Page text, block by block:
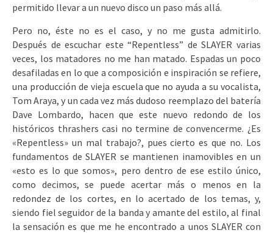
permitido llevar a un nuevo disco un paso más allá.
Pero no, éste no es el caso, y no me gusta admitirlo.
Después de escuchar este “Repentless” de SLAYER varias
veces, los matadores no me han matado. Espadas un poco
desafiladas en lo que a composición e inspiración se refiere,
una producción de vieja escuela que no ayuda a su vocalista,
Tom Araya, y un cada vez más dudoso reemplazo del batería
Dave Lombardo, hacen que este nuevo redondo de los
históricos thrashers casi no termine de convencerme. ¿Es
«Repentless» un mal trabajo?, pues cierto es que no. Los
fundamentos de SLAYER se mantienen inamovibles en un
«esto es lo que somos», pero dentro de ese estilo único,
como decimos, se puede acertar más o menos en la
redondez de los cortes, en lo acertado de los temas, y,
siendo fiel seguidor de la banda y amante del estilo, al final
la sensación es que me he encontrado a unos SLAYER con